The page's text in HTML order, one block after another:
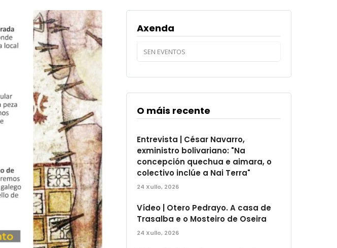
Axenda
SEN EVENTOS
O máis recente
Entrevista | César Navarro,
exministro bolivariano: "Na
concepción quechua e aimara, o
colectivo inclúe a Nai Terra"
24 Xullo, 2026
Vídeo | Otero Pedrayo. A casa de
Trasalba e o Mosteiro de Oseira
24 Xullo, 2026